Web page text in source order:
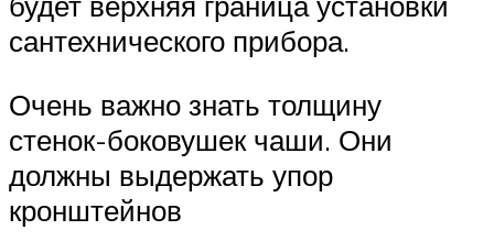
сантехнического прибора.
Очень важно знать толщину
стенок-боковушек чаши. Они
должны выдержать упор
кронштейнов